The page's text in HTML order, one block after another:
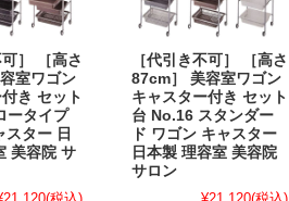
可］ ［高さ
室ワゴン
き セット
ータイプ
スター 日
美容院 サ
［代引き不可］ ［高さ
87cm］ 美容室ワゴン
キャスター付き セット
台 No.16 スタンダー
ド ワゴン キャスター
日本製 理容室 美容院
サロン